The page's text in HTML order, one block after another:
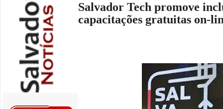
Salvador Tech promove
capacitações gratuitas on-